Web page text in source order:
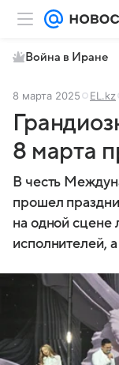
Война в Иране
8 марта 2025 EL.kz
8 марта
В честь
прошел
на одной сцене
исполнителей,